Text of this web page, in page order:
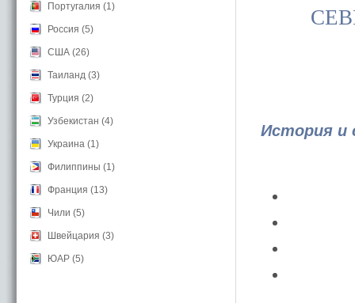
Португалия (1)
Россия (5)
США (26)
Таиланд (3)
Турция (2)
Узбекистан (4)
Украина (1)
Филиппины (1)
Франция (13)
Чили (5)
Швейцария (3)
ЮАР (5)
История и